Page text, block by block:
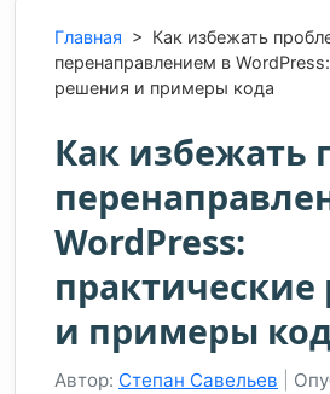
Главная > Как избежать
перенаправлением в
решения и примеры кода
Как избежать
WordPress:
и примеры
Автор: Степан Савельев